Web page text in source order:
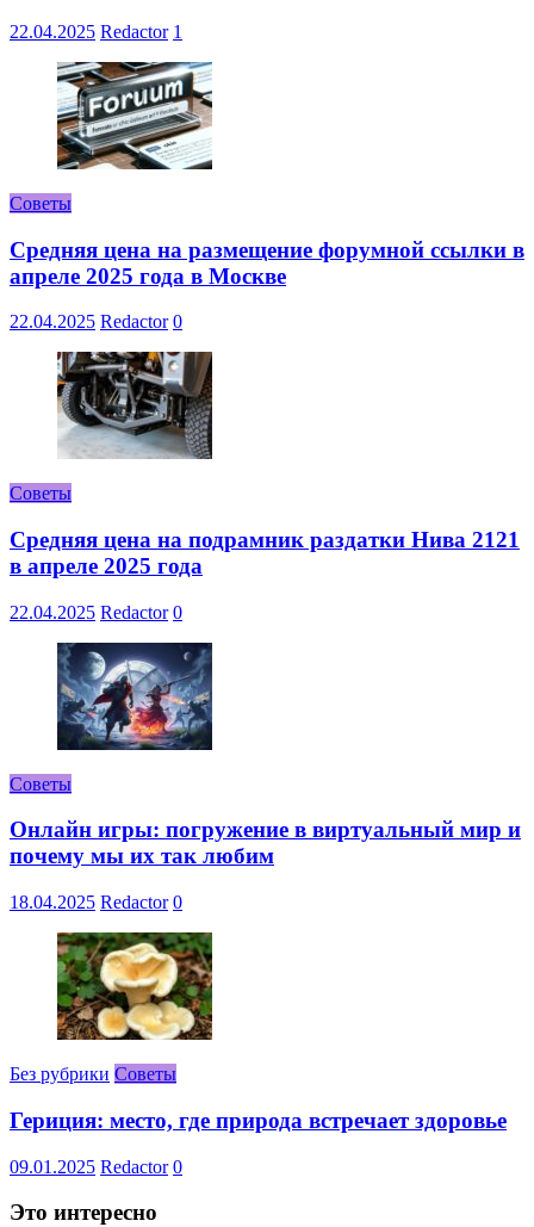
22.04.2025 Redactor 1
Советы
Средняя цена на размещение форумной ссылки в
апреле 2025 года в Москве
22.04.2025 Redactor 0
Советы
Средняя цена на подрамник раздатки Нива 2121
в апреле 2025 года
22.04.2025 Redactor 0
Советы
Онлайн игры: погружение в виртуальный мир и
почему мы их так любим
18.04.2025 Redactor 0
Без рубрики Советы
Гериция: место, где природа встречает здоровье
09.01.2025 Redactor 0
Это интересно